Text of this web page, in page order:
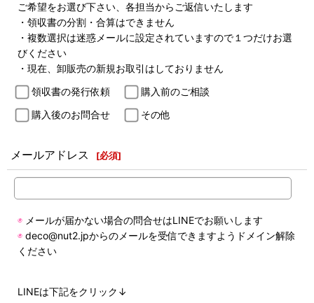
ご希望をお選び下さい、各担当からご返信いたします
・領収書の分割・合算はできません
・複数選択は迷惑メールに設定されていますので１つだけお選
びください
・現在、卸販売の新規お取引はしておりません
領収書の発行依頼
購入前のご相談
購入後のお問合せ
その他
メールアドレス [必須]
◉ メールが届かない場合の問合せはLINEでお願いします
◉ deco@nut2.jpからのメールを受信できますようドメイン解除
ください
LINEは下記をクリック↓